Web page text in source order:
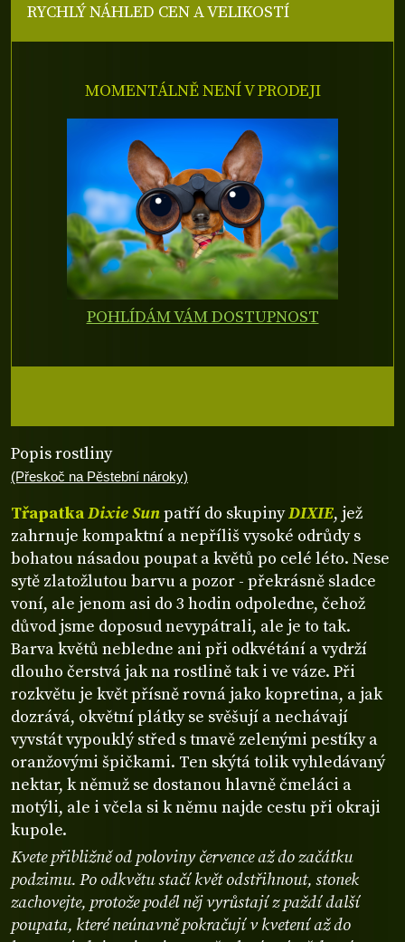
Popis rostliny
(Přeskoč na Pěstební nároky)
TřapatkaDixie Sunpatří do skupinyDIXIE, jež
zahrnuje kompaktní a nepříliš vysoké odrůdy s
bohatou násadou poupat a květů po celé léto. Nese
sytě zlatožlutou barvu a pozor - překrásně sladce
voní, ale jenom asi do 3 hodin odpoledne, čehož
důvod jsme doposud nevypátrali, ale je to tak.
Barva květů nebledne ani při odkvétání a vydrží
dlouho čerstvá jak na rostlině tak i ve váze. Při
rozkvětu je květ přísně rovná jako kopretina, a jak
dozrává, okvětní plátky se svěšují a nechávají
vyvstát vypouklý střed s tmavě zelenými pestíky a
oranžovými špičkami. Ten skýtá tolik vyhledávaný
nektar, k němuž se dostanou hlavně čmeláci a
motýli, ale i včela si k němu najde cestu při okraji
kupole.
Kvete přibližně od poloviny července až do začátku
podzimu. Po odkvětu stačí květ odstřihnout, stonek
zachovejte, protože podél něj vyrůstají z paždí další
poupata, které neúnavně pokračují v kvetení až do
RYCHLÝ NÁHLED CEN A VELIKOSTÍ
MOMENTÁLNĚ NENÍ V PRODEJI
POHLÍDÁM VÁM DOSTUPNOST